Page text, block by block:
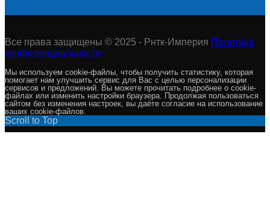
Все права защищены © 2025 - Рнтк-Империя Политика
конфеденциальности
Мы используем cookie-файлы, чтобы получить статистику, которая
помогает нам улучшить сервис для Вас с целью персонализации
сервисов и предложений. Вы можете прочитать подробнее о cookie-
файлах или изменить настройки браузера. Продолжая пользоваться
сайтом без изменения настроек, вы даёте согласие на использование
ваших cookie-файлов.
Scroll to Top